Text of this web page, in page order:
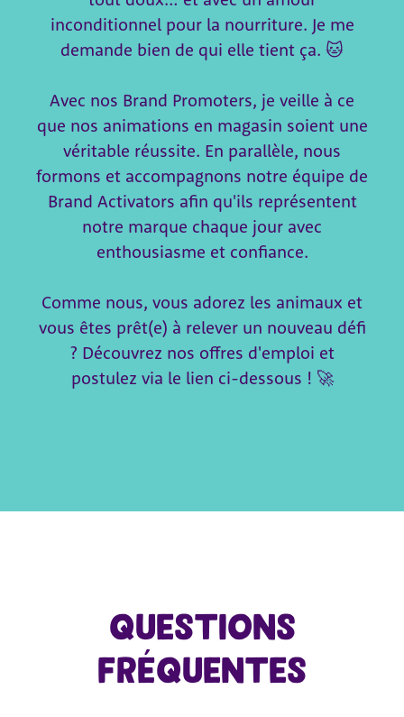
inconditionnel pour la nourriture. Je me
demande bien de qui elle tient ça. 🐱
Avec nos Brand Promoters, je veille à ce
que nos animations en magasin soient une
véritable réussite. En parallèle, nous
formons et accompagnons notre équipe de
Brand Activators afin qu'ils représentent
notre marque chaque jour avec
enthousiasme et confiance.
Comme nous, vous adorez les animaux et
vous êtes prêt(e) à relever un nouveau défi
? Découvrez nos offres d'emploi et
postulez via le lien ci-dessous ! 🚀
Questions
fréquentes